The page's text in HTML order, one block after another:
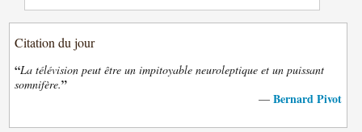
Citation du jour
“La télévision peut être un impitoyable neuroleptique et un puissant
somnifère.”
— Bernard Pivot